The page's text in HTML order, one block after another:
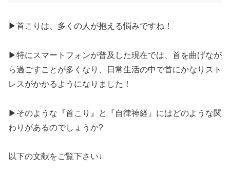
▶首こりは、多くの人が抱える悩みですね！
▶特にスマートフォンが普及した現在では、首を曲げなが
ら過ごすことが多くなり、日常生活の中で首にかなりスト
レスがかかるようになりました！
▶そのような『首こり』と『自律神経』にはどのような関
わりがあるのでしょうか?
以下の文献をご覧下さい↓